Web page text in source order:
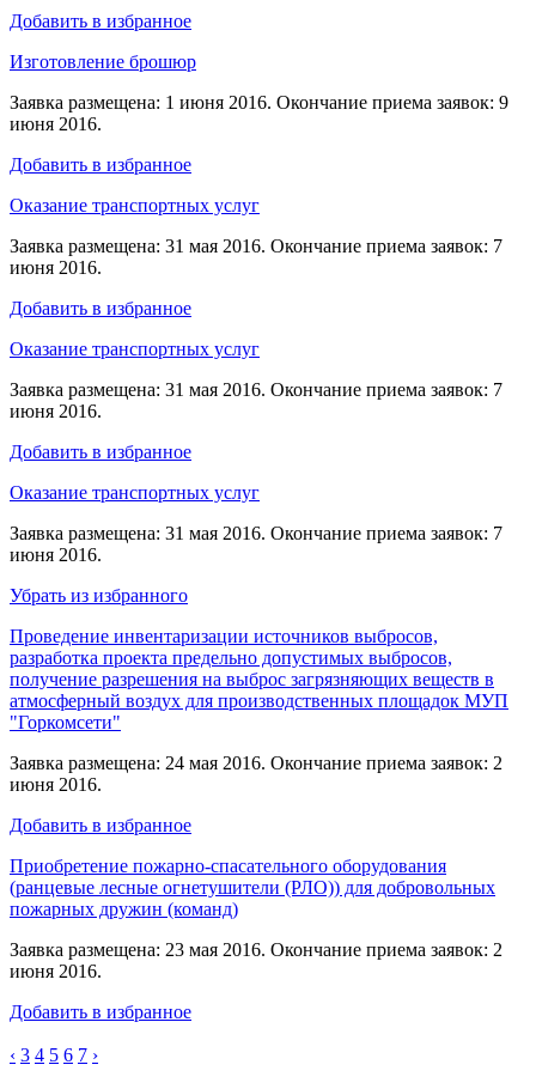
Добавить в избранное
Изготовление брошюр
Заявка размещена: 1 июня 2016. Окончание приема заявок: 9
июня 2016.
Добавить в избранное
Оказание транспортных услуг
Заявка размещена: 31 мая 2016. Окончание приема заявок: 7
июня 2016.
Добавить в избранное
Оказание транспортных услуг
Заявка размещена: 31 мая 2016. Окончание приема заявок: 7
июня 2016.
Добавить в избранное
Оказание транспортных услуг
Заявка размещена: 31 мая 2016. Окончание приема заявок: 7
июня 2016.
Убрать из избранного
Проведение инвентаризации источников выбросов,
разработка проекта предельно допустимых выбросов,
получение разрешения на выброс загрязняющих веществ в
атмосферный воздух для производственных площадок МУП
"Горкомсети"
Заявка размещена: 24 мая 2016. Окончание приема заявок: 2
июня 2016.
Добавить в избранное
Приобретение пожарно-спасательного оборудования
(ранцевые лесные огнетушители (РЛО)) для добровольных
пожарных дружин (команд)
Заявка размещена: 23 мая 2016. Окончание приема заявок: 2
июня 2016.
Добавить в избранное
‹ 3 4 5 6 7 ›